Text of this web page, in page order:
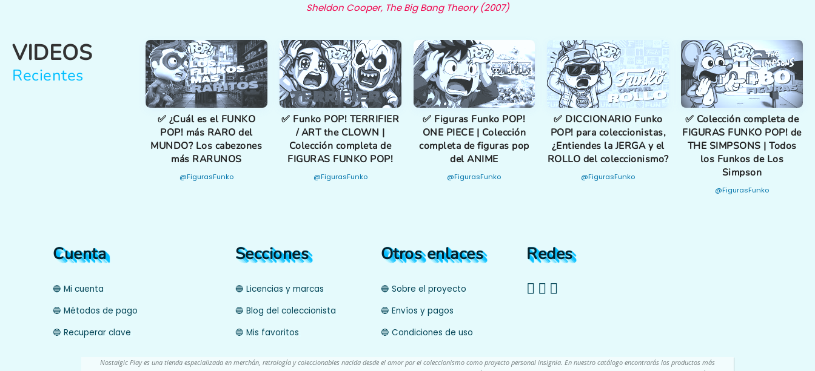
Sheldon Cooper, The Big Bang Theory (2007)
VIDEOS
Recientes
✅ ¿Cuál es el FUNKO
POP! más RARO del
MUNDO? Los cabezones
más RARUNOS
@FigurasFunko
✅ Funko POP! TERRIFIER
/ ART the CLOWN |
Colección completa de
FIGURAS FUNKO POP!
@FigurasFunko
✅ Figuras Funko POP!
ONE PIECE | Colección
completa de figuras pop
del ANIME
@FigurasFunko
✅ DICCIONARIO Funko
POP! para coleccionistas,
¿Entiendes la JERGA y el
ROLLO del coleccionismo?
@FigurasFunko
✅ Colección completa de
FIGURAS FUNKO POP! de
THE SIMPSONS | Todos
los Funkos de Los
Simpson
@FigurasFunko
Cuenta
🔵 Mi cuenta
🔵 Métodos de pago
🔵 Recuperar clave
Secciones
🔵 Licencias y marcas
🔵 Blog del coleccionista
🔵 Mis favoritos
Otros enlaces
🔵 Sobre el proyecto
🔵 Envíos y pagos
🔵 Condiciones de uso
Redes
Nostalgic Play es una tienda especializada en merchán, retrología y coleccionables nacida desde el amor por el coleccionismo como proyecto personal insignia. En nuestro catálogo encontrarás los productos más